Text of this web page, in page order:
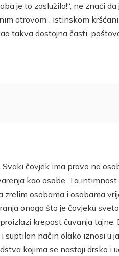
je to zaslužila!“, ne znači
otrovom“. Istinskom
takva dostojna časti,
čovjek ima pravo na
kao osobe. Ta
osobama i osobama
onoga što je čovjeku
krepost čuvanja tajne.
način olako iznosi u
kojima se nastoji drsko i